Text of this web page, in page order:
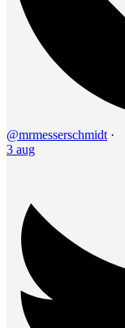
@mrmesserschmidt ·
3 aug